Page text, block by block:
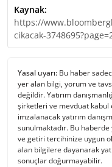
Kaynak:
https://
cikacak-
Yasal uyarı: Bu haber
yer alan bilgi, yorum ve
değildir. Yatırım
şirketleri ve mevduat kabul
imzalanacak yatırım
sunulmaktadır. Bu
ve getiri tercihinize uygun
alan bilgilere dayanarak
sonuçlar doğurmayabilir.